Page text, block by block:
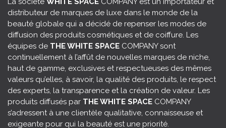
distributeur de marques de luxe dans le monde de la
beauté globale qui a décidé de repenser les modes de
diffusion des produits cosmétiques et de coiffure. Les
équipes de THE WHITE SPACE COMPANY sont
continuellement à l’affût de nouvelles marques de niche,
haut de gamme, exclusives et respectueuses des mêmes
valeurs qu’elles, à savoir, la qualité des produits, le respect
des experts, la transparence et la création de valeur. Les
produits diffusés par THE WHITE SPACE COMPANY
s’adressent à une clientèle qualitative, connaisseuse et
exigeante pour qui la beauté est une priorité.